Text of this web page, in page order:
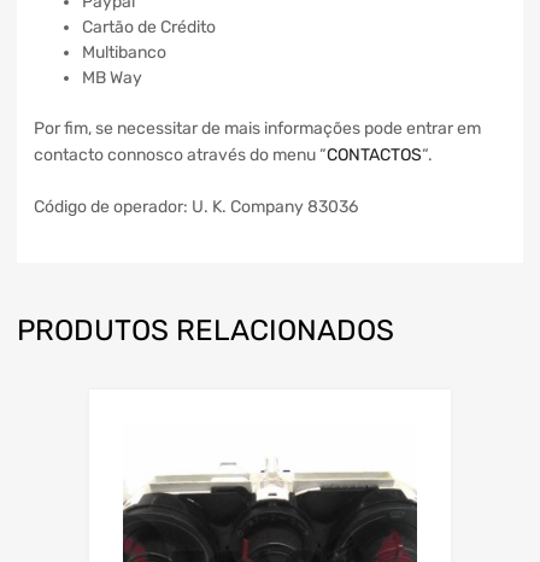
Cartão de Crédito
Multibanco
MB Way
Por fim, se necessitar de mais informações pode entrar em
contacto connosco através do menu “CONTACTOS“.
Código de operador: U. K. Company 83036
PRODUTOS RELACIONADOS